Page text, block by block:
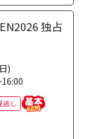
独占
)
逃し